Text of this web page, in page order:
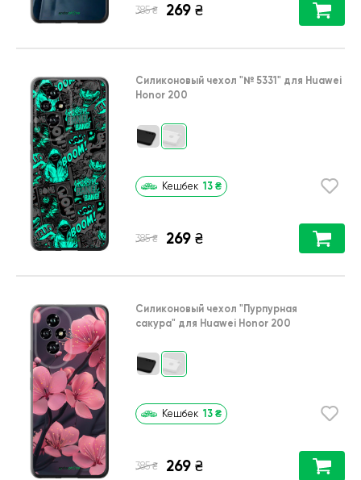
385 ₴ 269 ₴
Силиконовый чехол "№ 5331" для Huawei
Honor 200
Кешбек 13 ₴
385 ₴ 269 ₴
Силиконовый чехол "Пурпурная
сакура" для Huawei Honor 200
Кешбек 13 ₴
385 ₴ 269 ₴